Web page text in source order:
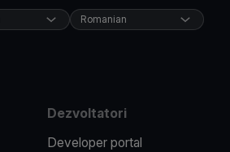
Romanian
Dezvoltatori
Developer portal